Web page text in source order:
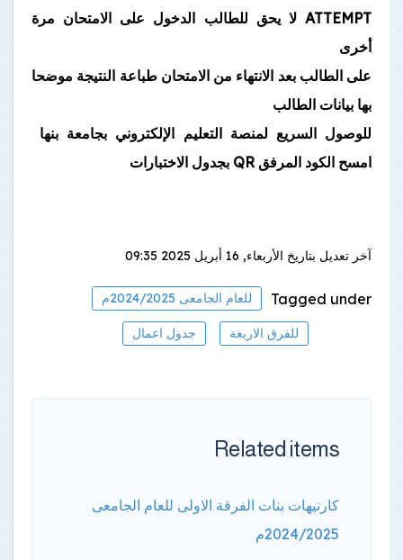
ATTEMPT لا يحق للطالب الدخول على الامتحان مرة
أخرى
على الطالب بعد الانتهاء من الامتحان طباعة النتيجة موضحا
بها بيانات الطالب
للوصول السريع لمنصة التعليم الإلكتروني بجامعة بنها
امسح الكود المرفق QR بجدول الاختبارات
آخر تعديل بتاريخ الأربعاء, 16 أبريل 2025 09:35
Tagged under للعام الجامعى 2024/2025م
للفرق الاربعة جدول اعمال
Related items
كارنيهات بنات الفرقة الاولى للعام الجامعى
2024/2025م